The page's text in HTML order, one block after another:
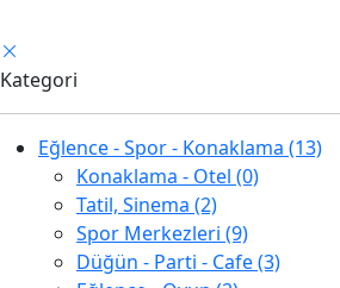
Kategori
Eğlence - Spor - Konaklama (13)
Konaklama - Otel (0)
Tatil, Sinema (2)
Spor Merkezleri (9)
Düğün - Parti - Cafe (3)